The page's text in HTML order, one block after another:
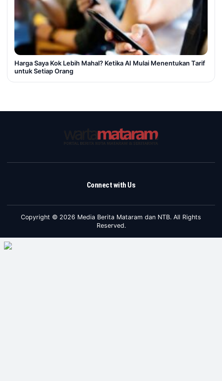
Harga Saya Kok Lebih Mahal? Ketika AI Mulai Menentukan Tarif
untuk Setiap Orang
Connect with Us
Copyright © 2026 Media Berita Mataram dan NTB. All Rights
Reserved.